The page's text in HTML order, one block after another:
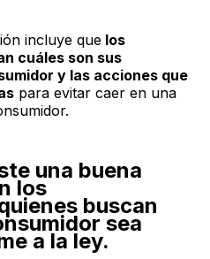
incluye que los
cuáles son sus
y las acciones que
para evitar caer en una
una buena
los
buscan
sea
a la ley.